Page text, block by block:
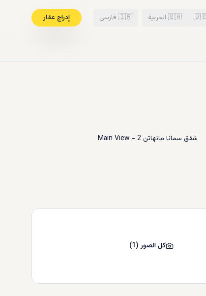
🇸🇦 العربية 🇮🇷 فارسی إدراج عقار
كل الصور(
1
)